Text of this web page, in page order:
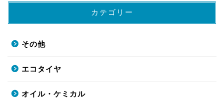
カテゴリー
その他
エコタイヤ
オイル・ケミカル